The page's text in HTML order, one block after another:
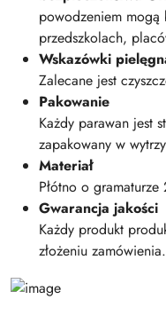
powodzeniem mogą
przedszkolach,
Wskazówki
Zalecane jest
Pakowanie
Każdy parawan jest
zapakowany w
Materiał
Płótno o
Gwarancja jakości
Każdy produkt
złożeniu zamówienia.